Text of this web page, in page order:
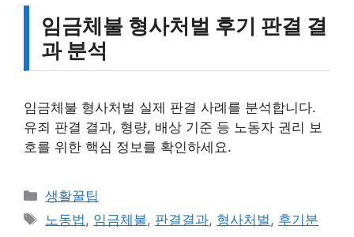
임금체불 형사처벌 후기 판결 결
과 분석
임금체불 형사처벌 실제 판결 사례를 분석합니다.
유죄 판결 결과, 형량, 배상 기준 등 노동자 권리 보
호를 위한 핵심 정보를 확인하세요.
카
테
생활꿀팁
태
노동법, 임금체불, 판결결과, 형사처벌, 후기분